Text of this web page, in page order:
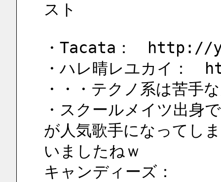
スト
・Tacata：　http://
・ハレ晴レユカイ：
・・・テクノ系は苦手
・スクールメイツ出身
が人気歌手になってし
いましたねｗ
キャンディーズ：